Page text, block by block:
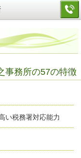
事務所の57の特徴
い税務署対応能力